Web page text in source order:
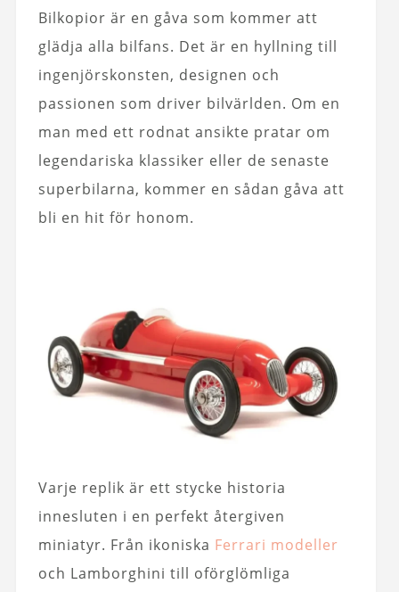
Bilkopior är en gåva som kommer att
glädja alla bilfans. Det är en hyllning till
ingenjörskonsten, designen och
passionen som driver bilvärlden. Om en
man med ett rodnat ansikte pratar om
legendariska klassiker eller de senaste
superbilarna, kommer en sådan gåva att
bli en hit för honom.
Varje replik är ett stycke historia
innesluten i en perfekt återgiven
miniatyr. Från ikoniska Ferrari modeller
och Lamborghini till oförglömliga